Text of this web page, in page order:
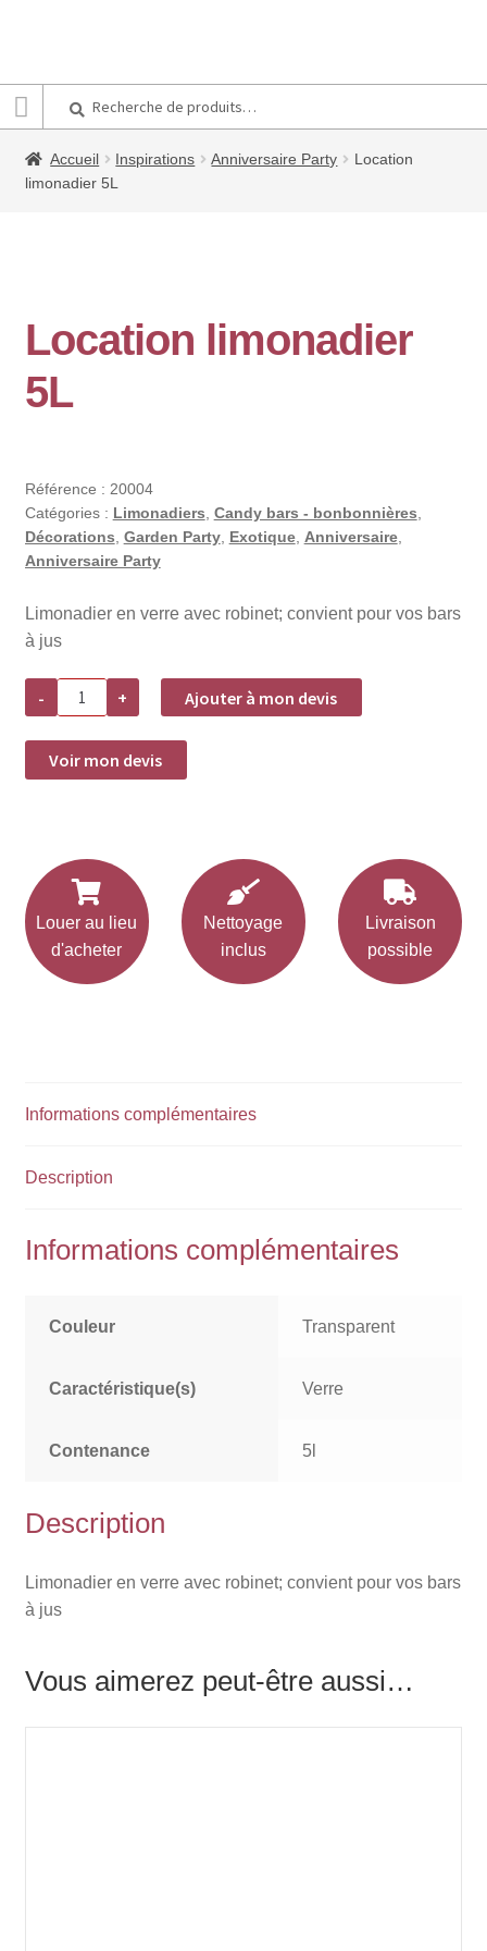
pour :
Accueil Inspirations Anniversaire Party
Location
limonadier 5L
Location limonadier
5L
Référence : 20004
Catégories : Limonadiers Candy bars - bonbonnières
Décorations Garden Party, Exotique, Anniversaire,
Anniversaire Party
Limonadier en verre avec robinet; convient pour vos bars
à jus
-
quantité
Location
limonadier
5L
+ Ajouter à mon devis
Voir mon devis
Louer au lieu
d'acheter
Nettoyage
inclus
Livraison
possible
Informations complémentaires
Description
Informations complémentaires
Couleur Transparent
Caractéristique(s) Verre
Contenance 5l
Description
Limonadier en verre avec robinet; convient pour vos bars
à jus
Vous aimerez peut-être aussi…